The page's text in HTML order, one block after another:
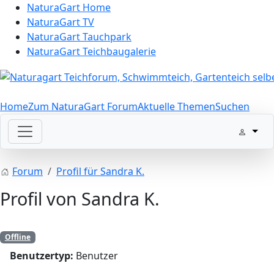
NaturaGart Home
NaturaGart TV
NaturaGart Tauchpark
NaturaGart Teichbaugalerie
HomeZum NaturaGart ForumAktuelle ThemenSuchen
Forum Profil für Sandra K.
Profil von Sandra K.
Offline
Benutzertyp: Benutzer